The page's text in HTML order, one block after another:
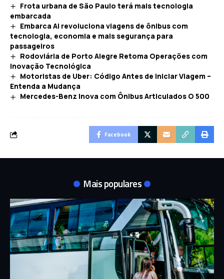
Frota urbana de São Paulo terá mais tecnologia
embarcada
Embarca AI revoluciona viagens de ônibus com
tecnologia, economia e mais segurança para
passageiros
Rodoviária de Porto Alegre Retoma Operações com
Inovação Tecnológica
Motoristas de Uber: Código Antes de Iniciar Viagem –
Entenda a Mudança
Mercedes-Benz Inova com Ônibus Articulados O 500
Facebook
Mais populares